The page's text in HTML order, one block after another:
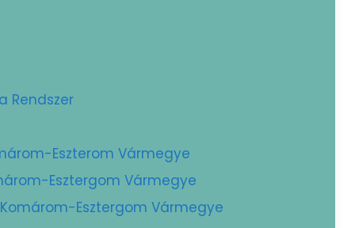
Rendszer
Eszterom Vármegye
Esztergom Vármegye
Esztergom Vármegye